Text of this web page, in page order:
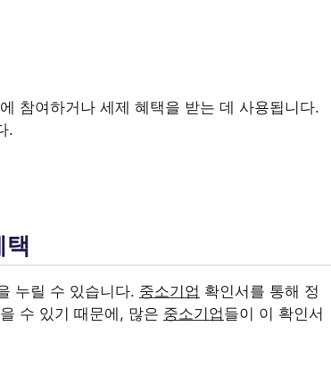
참여하거나 세제 혜택을 받는 데 사용됩니다.
.
누릴 수 있습니다. 중소기업 확인서를 통해 정
수 있기 때문에, 많은 중소기업들이 이 확인서